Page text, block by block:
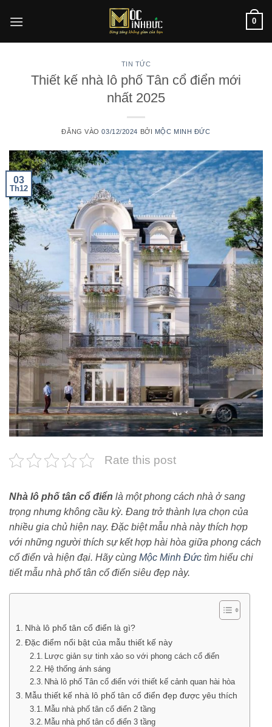
qua
0
TIN TỨC
Thiết kế nhà lô phố Tân cổ điển mới
nhất 2025
ĐĂNG VÀO03/12/2024 BỞI MỘC MINH ĐỨC
03
Th12
Rate this post
Nhà lô phố tân cổ điển là một phong cách nhà ở sang
trọng nhưng không cầu kỳ. Đang trở thành lựa chọn của
nhiều gia chủ hiện nay. Đặc biệt mẫu nhà này thích hợp
với những người thích sự kết hợp hài hòa giữa phong cách
cổ điển và hiện đại. Hãy cùng Mộc Minh Đức tìm hiểu chi
tiết mẫu nhà phố tân cổ điển siêu đẹp này.
Nhà lô phố tân cổ điển là gì?
Đặc điểm nổi bật của mẫu thiết kế này
Lược giản sự tinh xảo so với phong cách cổ điển
Hệ thống ánh sáng
Nhà lô phố Tân cổ điển với thiết kế cảnh quan hài hòa
Mẫu thiết kế nhà lô phố tân cổ điển đẹp được yêu thích
Mẫu nhà phố tân cổ điển 2 tầng
Mẫu nhà phố tân cổ điển 3 tầng